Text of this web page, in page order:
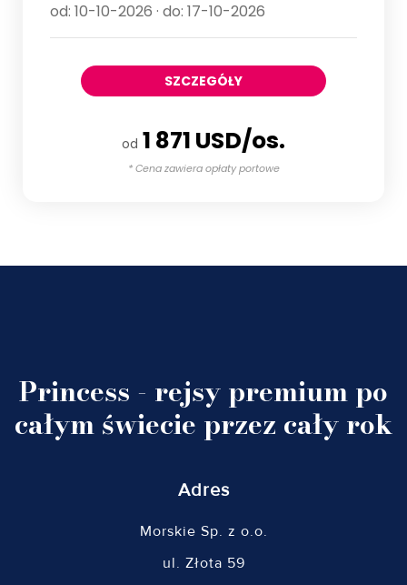
od: 10-10-2026 · do: 17-10-2026
SZCZEGÓŁY
od 1 871 USD/os.
* Cena zawiera opłaty portowe
Princess - rejsy premium po
całym świecie przez cały rok
Adres
Morskie Sp. z o.o.
ul. Złota 59